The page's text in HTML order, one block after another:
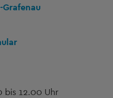
bis 12.00 Uhr